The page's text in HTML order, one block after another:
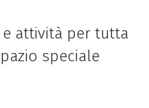
e attività per tutta
speciale